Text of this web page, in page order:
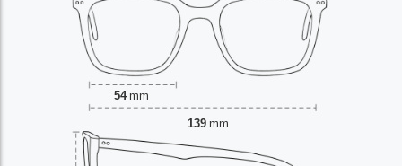
54 mm
139 mm